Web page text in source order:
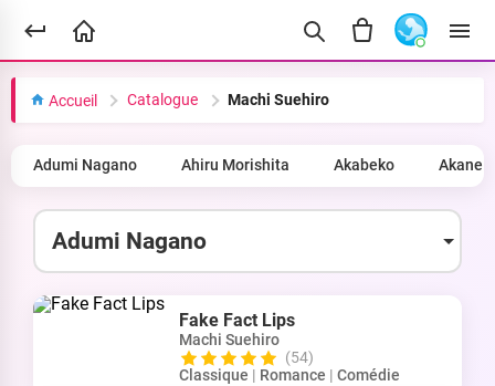
Accueil Catalogue Machi Suehiro
Adumi Nagano Ahiru Morishita Akabeko Akane
Fake Fact Lips
Machi Suehiro
(54)
Classique | Romance | Comédie